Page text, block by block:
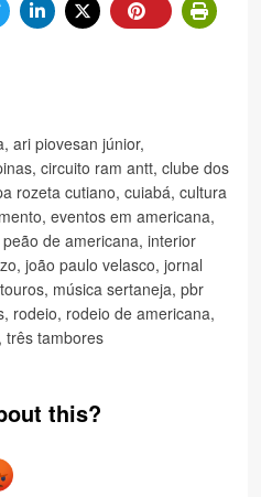
, ari piovesan júnior,
, circuito ram antt, clube dos
rozeta cutiano, cuiabá, cultura
, eventos em americana,
de americana, interior
, joão paulo velasco, jornal
, música sertaneja, pbr
, rodeio, rodeio de americana,
, três tambores
this?